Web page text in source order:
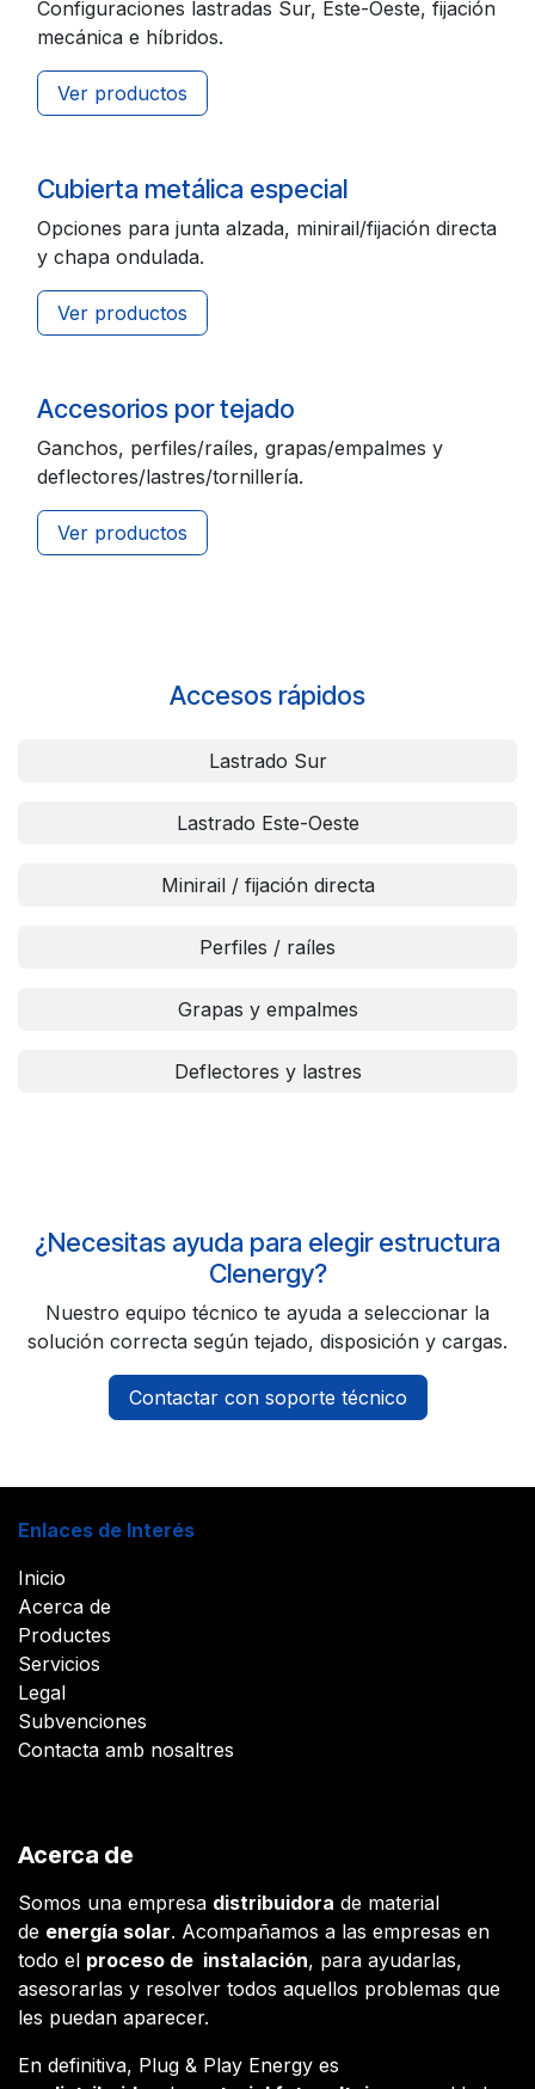
Configuraciones lastradas Sur, Este-Oeste, fijación
mecánica e híbridos.
Ver productos
Cubierta metálica especial
Opciones para junta alzada, minirail/fijación directa
y chapa ondulada.
Ver productos
Accesorios por tejado
Ganchos, perfiles/raíles, grapas/empalmes y
deflectores/lastres/tornillería.
Ver productos
Accesos rápidos
Lastrado Sur
Lastrado Este-Oeste
Minirail / fijación directa
Perfiles / raíles
Grapas y empalmes
Deflectores y lastres
¿Necesitas ayuda para elegir estructura
Clenergy?
Nuestro equipo técnico te ayuda a seleccionar la
solución correcta según tejado, disposición y cargas.
Contactar con soporte técnico
Enlaces de Interés
Inicio
Acerca de
Productes
Servicios
Legal
Subvenciones
Contacta amb nosaltres
Acerca de
Somos una empresa distribuidora de material
de energía solar. Acompañamos a las empresas en
todo el proceso de instalación, para ayudarlas,
asesorarlas y resolver todos aquellos problemas que
les puedan aparecer.
En definitiva, Plug & Play Energy es